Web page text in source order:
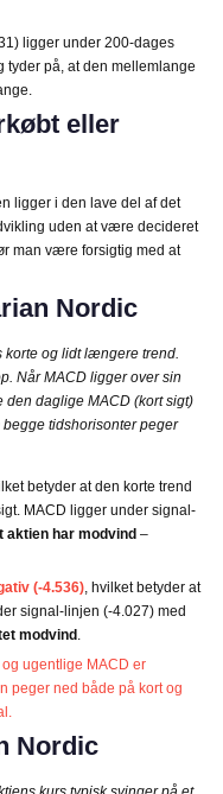
ligger under 200-dages
tyder på, at den mellemlange
eller
ligger i den lave del af det
uden at være decideret
man være forsigtig med at
Nordic
korte og lidt længere trend.
Når MACD ligger over sin
daglige MACD (kort sigt)
tidshorisonter peger
betyder at den korte trend
MACD ligger under signal-
aktien har modvind –
(-4.536), hvilket betyder at
signal-linjen (-4.027) med
modvind .
ugentlige MACD er
peger ned både på kort og
Nordic